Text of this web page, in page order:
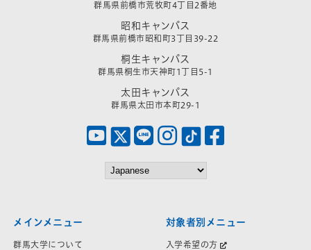
群馬県前橋市荒牧町4丁目2番地
昭和キャンパス
群馬県前橋市昭和町3丁目39-22
桐生キャンパス
群馬県桐生市天神町1丁目5-1
太田キャンパス
群馬県太田市本町29-1
メインメニュー
群馬大学について
対象者別メニュー
入学希望の方